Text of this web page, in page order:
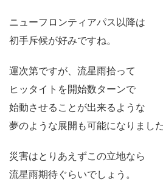
ニューフロンティアパス以降は
初手斥候が好みですね。
運次第ですが、流星雨拾って
ヒッタイトを開始数ターンで
始動させることが出来るような
夢のような展開も可能になりました
災害はとりあえずこの立地なら
流星雨期待ぐらいでしょう。